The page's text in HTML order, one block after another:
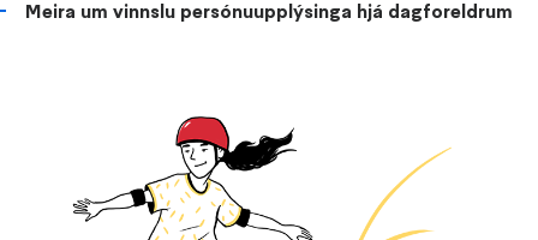
Meira um vinnslu persónuupplýsinga hjá dagforeldrum